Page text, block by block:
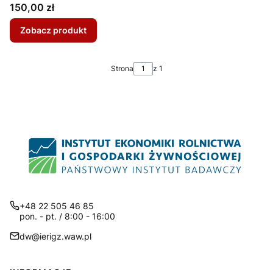
Cena
150,00 zł
Zobacz produkt
Strona z 1
+48 22 505 46 85
pon. - pt. / 8:00 - 16:00
dw@ierigz.waw.pl